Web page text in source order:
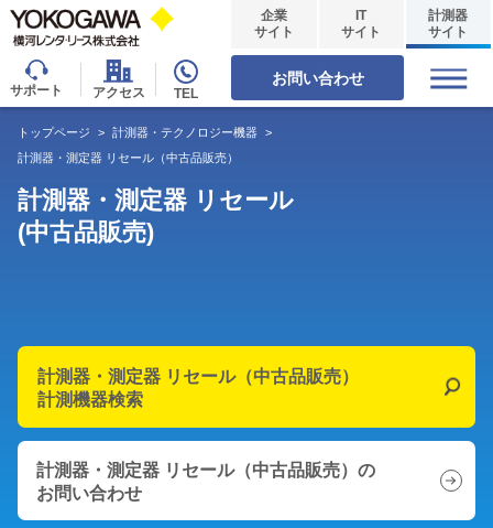
サポート アクセス TEL
企業
サイト
IT
サイト
計測器
サイト
お問い合わせ
トップページ > 計測器・テクノロジー機器 >
計測器・測定器 リセール（中古品販売）
計測器・測定器 リセール
(中古品販売)
計測器・測定器 リセール（中古品販売）
計測機器検索
計測器・測定器 リセール（中古品販売）の
お問い合わせ